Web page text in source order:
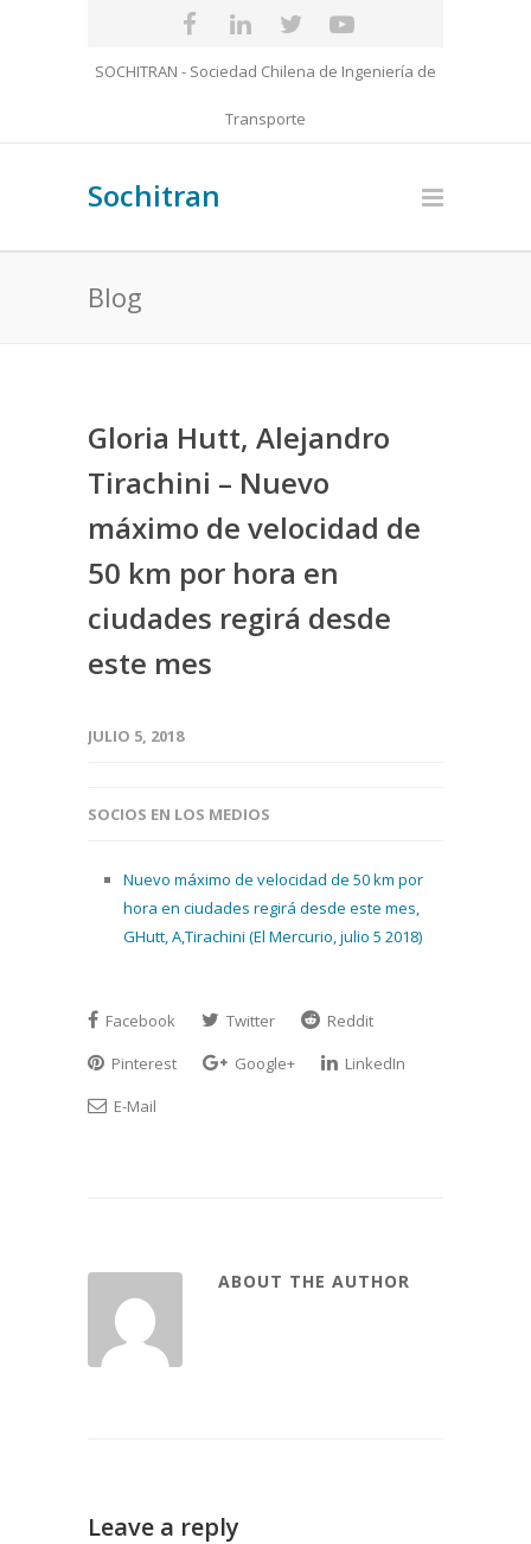
SOCHITRAN - Sociedad Chilena de Ingeniería de
Transporte
Sochitran
Blog
Gloria Hutt, Alejandro
Tirachini – Nuevo
máximo de velocidad de
50 km por hora en
ciudades regirá desde
este mes
JULIO 5, 2018
SOCIOS EN LOS MEDIOS
Nuevo máximo de velocidad de 50 km por
hora en ciudades regirá desde este mes,
GHutt, A,Tirachini (El Mercurio, julio 5 2018)
Facebook Twitter
Reddit
Pinterest
Google+
LinkedIn
E-Mail
ABOUT THE AUTHOR
Leave a reply